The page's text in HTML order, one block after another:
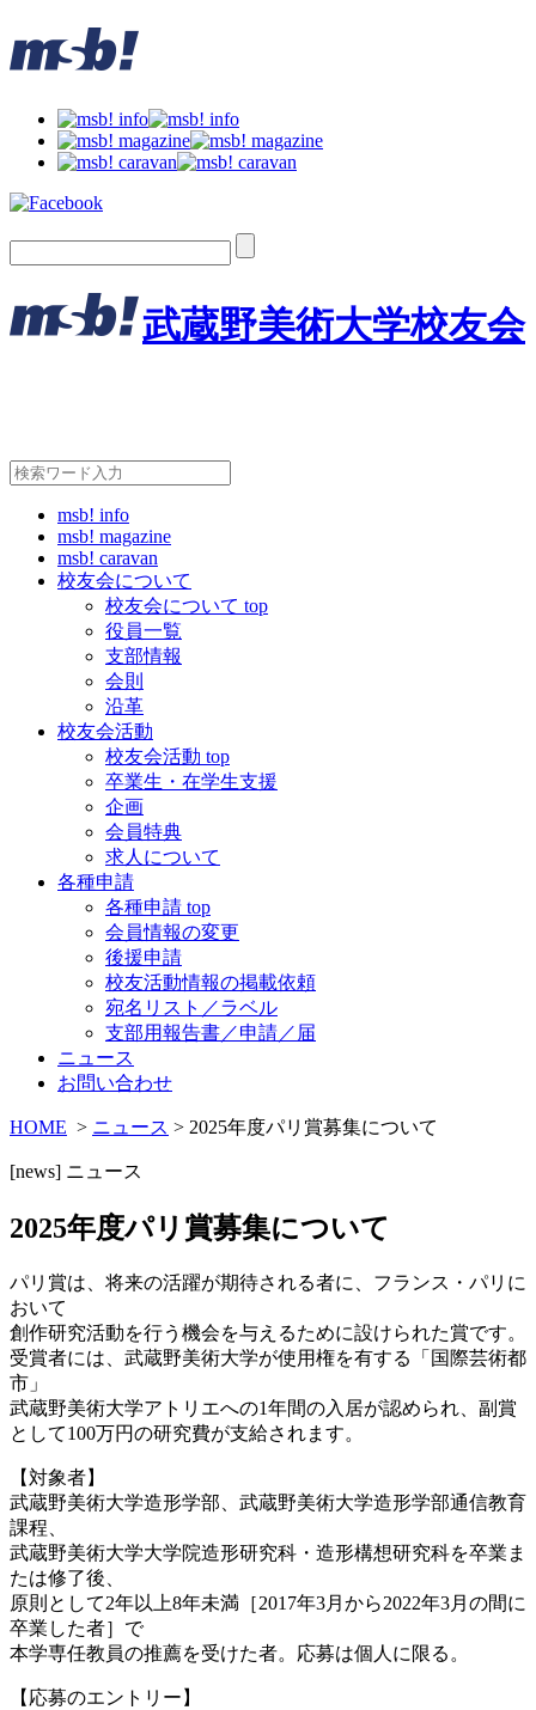
武蔵野美術大学校友会
msb! info
msb! magazine
msb! caravan
校友会について
校友会について top
役員一覧
支部情報
会則
沿革
校友会活動
校友会活動 top
卒業生・在学生支援
企画
会員特典
求人について
各種申請
各種申請 top
会員情報の変更
後援申請
校友活動情報の掲載依頼
宛名リスト／ラベル
支部用報告書／申請／届
ニュース
お問い合わせ
HOME > ニュース > 2025年度パリ賞募集について
[news] ニュース
2025年度パリ賞募集について
パリ賞は、将来の活躍が期待される者に、フランス・パリに
おいて
創作研究活動を行う機会を与えるために設けられた賞です。
受賞者には、武蔵野美術大学が使用権を有する「国際芸術都
市」
武蔵野美術大学アトリエへの1年間の入居が認められ、副賞
として100万円の研究費が支給されます。
【対象者】
武蔵野美術大学造形学部、武蔵野美術大学造形学部通信教育
課程、
武蔵野美術大学大学院造形研究科・造形構想研究科を卒業ま
たは修了後、
原則として2年以上8年未満［2017年3月から2022年3月の間に
卒業した者］で
本学専任教員の推薦を受けた者。応募は個人に限る。
【応募のエントリー】